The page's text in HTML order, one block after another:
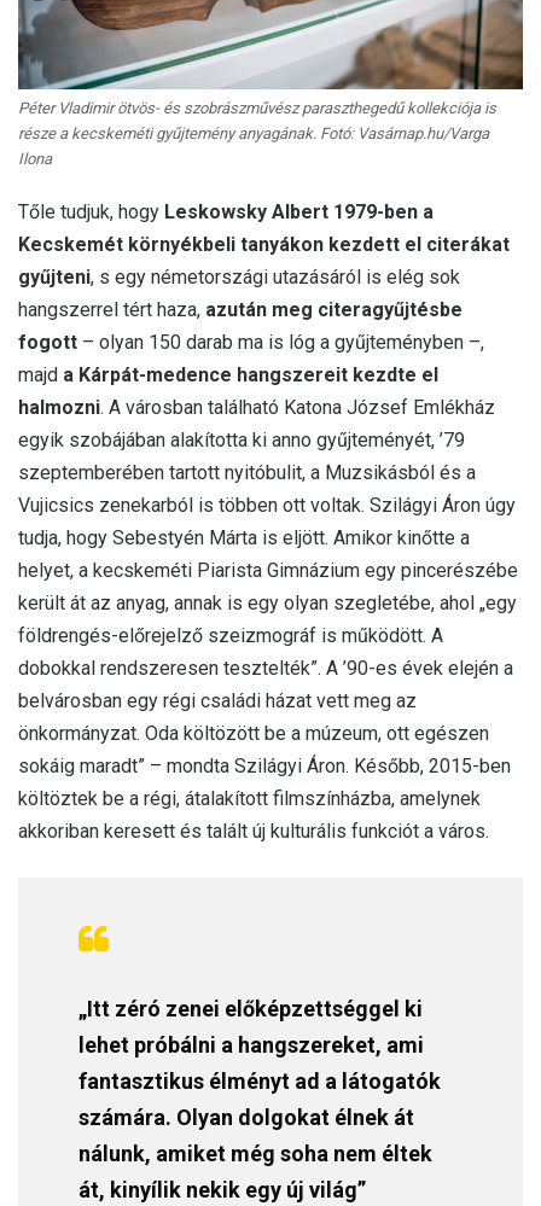
Péter Vladimir ötvös- és szobrászművész paraszthegedű kollekciója is
része a kecskeméti gyűjtemény anyagának. Fotó: Vasárnap.hu/Varga
Ilona
Tőle tudjuk, hogy Leskowsky Albert 1979-ben a
Kecskemét környékbeli tanyákon kezdett el citerákat
gyűjteni, s egy németországi utazásáról is elég sok
hangszerrel tért haza, azután meg citeragyűjtésbe
fogott – olyan 150 darab ma is lóg a gyűjteményben –,
majd a Kárpát-medence hangszereit kezdte el
halmozni. A városban található Katona József Emlékház
egyik szobájában alakította ki anno gyűjteményét, ’79
szeptemberében tartott nyitóbulit, a Muzsikásból és a
Vujicsics zenekarból is többen ott voltak. Szilágyi Áron úgy
tudja, hogy Sebestyén Márta is eljött. Amikor kinőtte a
helyet, a kecskeméti Piarista Gimnázium egy pincerészébe
került át az anyag, annak is egy olyan szegletébe, ahol „egy
földrengés-előrejelző szeizmográf is működött. A
dobokkal rendszeresen tesztelték”. A ’90-es évek elején a
belvárosban egy régi családi házat vett meg az
önkormányzat. Oda költözött be a múzeum, ott egészen
sokáig maradt” – mondta Szilágyi Áron. Később, 2015-ben
költöztek be a régi, átalakított filmszínházba, amelynek
akkoriban keresett és talált új kulturális funkciót a város.
„Itt zéró zenei előképzettséggel ki
lehet próbálni a hangszereket, ami
fantasztikus élményt ad a látogatók
számára. Olyan dolgokat élnek át
nálunk, amiket még soha nem éltek
át, kinyílik nekik egy új világ”